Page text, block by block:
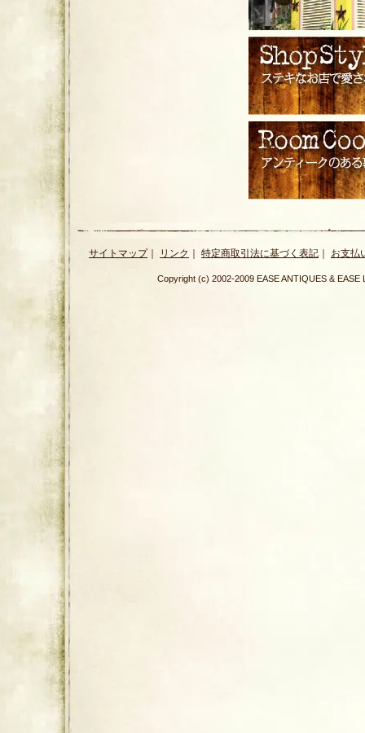
サイトマップ｜ リンク ｜ 特定商取引法に基づく表記 ｜ お支払
Copyright (c) 2002-2009 EASE ANTIQUES &